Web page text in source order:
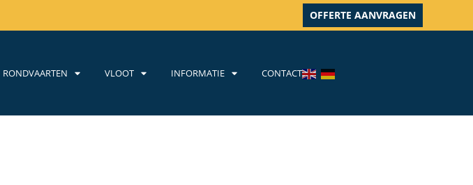
OFFERTE AANVRAGEN
RONDVAARTEN VLOOT INFORMATIE CONTACT